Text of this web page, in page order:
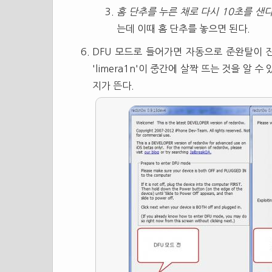
홈 단추를 누른 채로 다시 10초를 샌
는데 이때 홈 단추를 놓으면 된다.
DFU 모드로 들어가면 자동으로 준완탈이
'limera1n'이 중간에 살짝 뜨는 것을 알 수
지가 뜬다.